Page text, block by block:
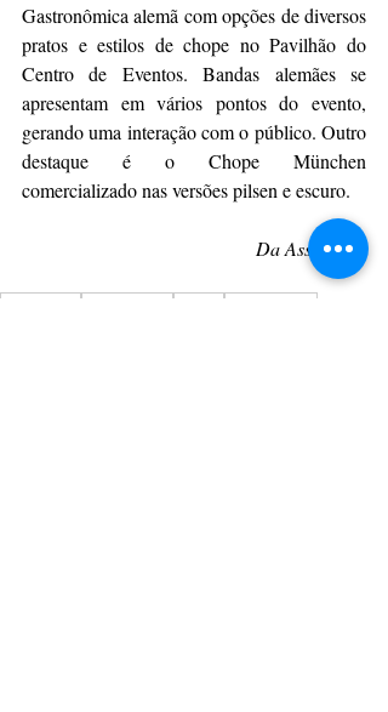
Gastronômica alemã com opções de diversos
pratos e estilos de chope no Pavilhão do
Centro de Eventos. Bandas alemães se
apresentam em vários pontos do evento,
gerando uma interação com o público. Outro
destaque é o Chope München
comercializado nas versões pilsen e escuro.
Da Assessoria